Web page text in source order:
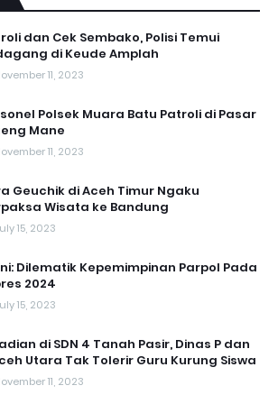
dan Cek Sembako, Polisi Temui
di Keude Amplah
11, 2023
Polsek Muara Batu Patroli di Pasar
Mane
11, 2023
Geuchik di Aceh Timur Ngaku
Wisata ke Bandung
15, 2023
Dilematik Kepemimpinan Parpol Pada
2024
15, 2023
di SDN 4 Tanah Pasir, Dinas P dan
Utara Tak Tolerir Guru Kurung Siswa
11, 2023